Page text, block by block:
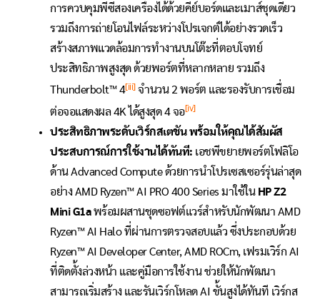
การควบคุมพีซีสองเครื่องได้ด้วยคีย์บอร์ดและเมาส์ชุดเดียว
รวมถึงการถ่ายโอนไฟล์ระหว่างโปรเจกต์ได้อย่างรวดเร็ว
สร้างสภาพแวดล้อมการทำงานบนโต๊ะที่ตอบโจทย์
ประสิทธิภาพสูงสุด ด้วยพอร์ตที่หลากหลาย รวมถึง
Thunderbolt™ 4[iii]จำนวน 2 พอร์ต และรองรับการเชื่อม
ต่อจอแสดงผล 4K ได้สูงสุด 4 จอ[iv]
ประสิทธิภาพระดับเวิร์กสเตชัน พร้อมให้คุณได้สัมผัส
ประสบการณ์การใช้งานได้ทันที: เอชพีขยายพอร์ตโฟลิโอ
ด้าน Advanced Compute ด้วยการนำโปรเซสเซอร์รุ่นล่าสุด
อย่าง AMD Ryzen™ AI PRO 400 Series มาใช้ใน HP Z2
Mini G1aพร้อมผสานชุดซอฟต์แวร์สำหรับนักพัฒนา AMD
Ryzen™ AI Halo ที่ผ่านการตรวจสอบแล้ว ซึ่งประกอบด้วย
Ryzen™ AI Developer Center, AMD ROCm, เฟรมเวิร์ก AI
ที่ติดตั้งล่วงหน้า และคู่มือการใช้งาน ช่วยให้นักพัฒนา
สามารถเริ่มสร้าง และรันเวิร์กโหลด AI ขั้นสูงได้ทันที เวิร์กส